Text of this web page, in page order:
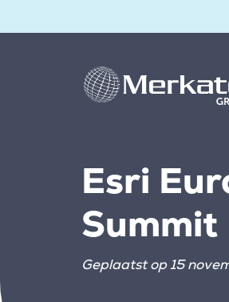
Esri
Summit
Geplaatst op 15